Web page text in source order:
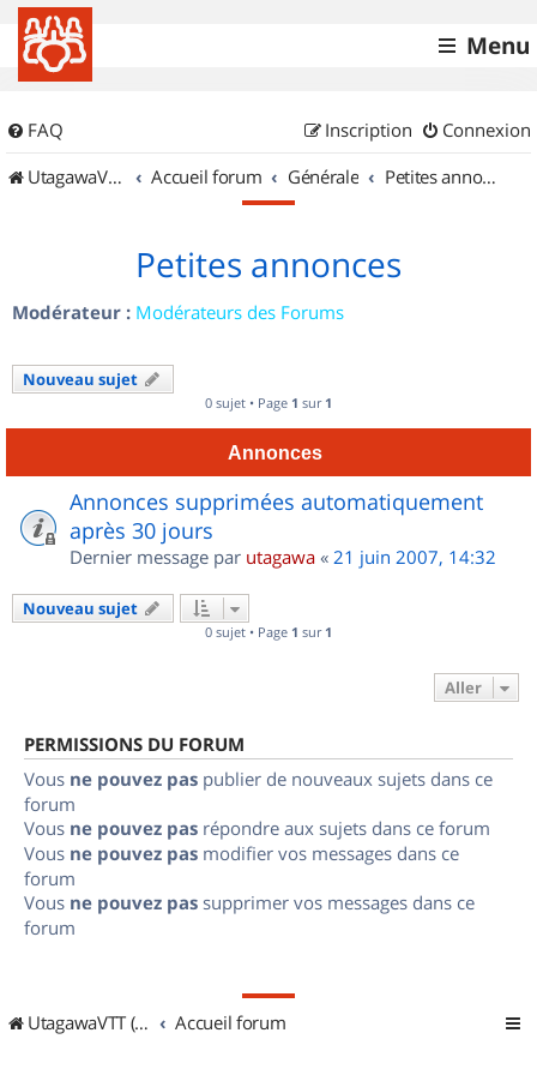
Menu
FAQ Connexion
Inscription
UtagawaVTT (Randos VTT et VTTAE avec traces GPS)
Accueil forum Générale Petites annonces
Petites annonces
Modérateur : Modérateurs des Forums
Nouveau sujet
0 sujet • Page 1 sur 1
Annonces
Annonces supprimées automatiquement
après 30 jours
Dernier message par utagawa « 21 juin 2007, 14:32
Nouveau sujet
0 sujet • Page 1 sur 1
Aller
PERMISSIONS DU FORUM
Vous ne pouvez pas publier de nouveaux sujets dans ce
forum
Vous ne pouvez pas répondre aux sujets dans ce forum
Vous ne pouvez pas modifier vos messages dans ce
forum
Vous ne pouvez pas supprimer vos messages dans ce
forum
UtagawaVTT (Randos VTT et VTTAE avec traces GPS) Accueil forum